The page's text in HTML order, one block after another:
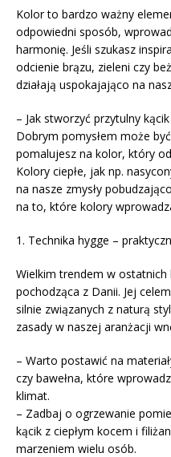
Kolor to bardzo ważny
odpowiedni sposób,
harmonię. Jeśli szukasz
odcienie brązu, zieleni czy
działają uspokajająco na
– Jak stworzyć przytulny
Dobrym pomysłem może
pomalujesz na kolor, który
Kolory ciepłe, jak np.
na nasze zmysły
na to, które kolory
1. Technika hygge –
Wielkim trendem w ostatnich
pochodząca z Danii. Jej
silnie związanych z naturą
zasady w naszej aranżacji
– Warto postawić na
czy bawełna, które
klimat.
– Zadbaj o ogrzewanie
kącik z ciepłym kocem i
marzeniem wielu osób.